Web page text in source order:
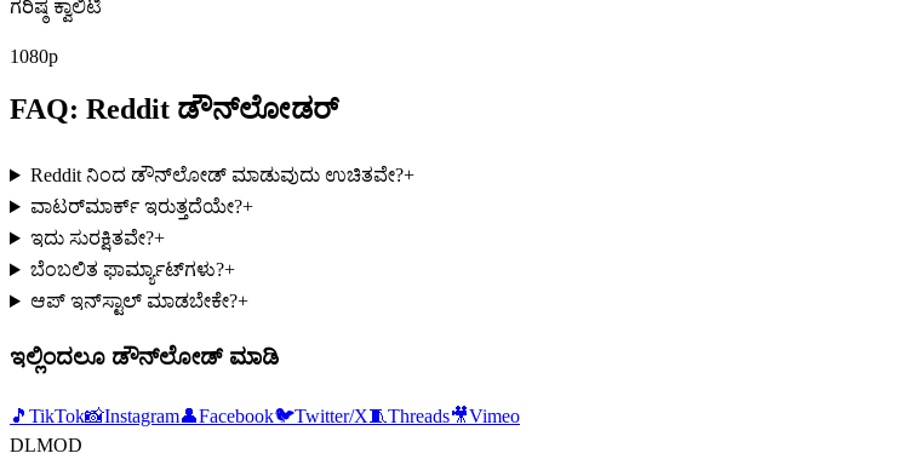
ಗರಿಷ್ಠ ಕ್ವಾಲಿಟಿ
1080p
FAQ: Reddit ಡೌನ್‌ಲೋಡರ್
Reddit ನಿಂದ ಡೌನ್‌ಲೋಡ್ ಮಾಡುವುದು ಉಚಿತವೇ?+
ವಾಟರ್‌ಮಾರ್ಕ್ ಇರುತ್ತದೆಯೇ?+
ಇದು ಸುರಕ್ಷಿತವೇ?+
ಬೆಂಬಲಿತ ಫಾರ್ಮ್ಯಾಟ್‌ಗಳು?+
ಆಪ್ ಇನ್‌ಸ್ಟಾಲ್ ಮಾಡಬೇಕೇ?+
ಇಲ್ಲಿಂದಲೂ ಡೌನ್‌ಲೋಡ್ ಮಾಡಿ
🎵 TikTok📸Instagram👤Facebook🐦Twitter/X🧵Threads🎥Vimeo
DLMOD